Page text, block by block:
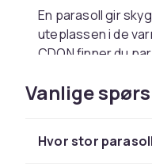
En parasoll gir
uteplassen i de
CDON finner du
En god parasoll
under skyggen
parasoll med UV-
Vanlige
Hvor stor